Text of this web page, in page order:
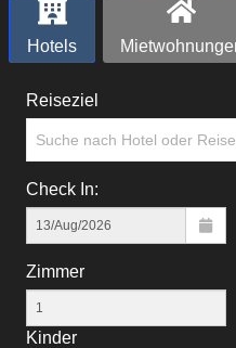
Hotels
Reiseziel
Suche nach Hotel oder
Check In:
Zimmer
Kinder